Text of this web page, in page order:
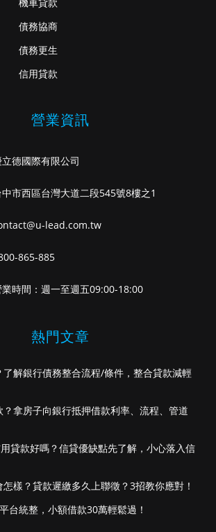
機車貸款
債務協商
債務更生
信用貸款
營業資訊
德國際有限公司
中市西區台灣大道二段545號8樓之1
lead.com.tw
865-885
時間：週一至週五09:00-18:00
熱門文章
解銀行債務整合流程/條件，整合貸款減輕
拿房子向銀行抵押借款利率、流程、管道
貸款好嗎？信貸優缺點先了解，小心落入信
樣？貸款遲繳多久上聯徵？3招教你應對！
台統整，小額借款30萬輕鬆過！